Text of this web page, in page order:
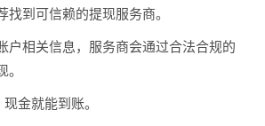
找到可信赖的提现服务商。
户相关信息，服务商会通过合法合规的
金就能到账。